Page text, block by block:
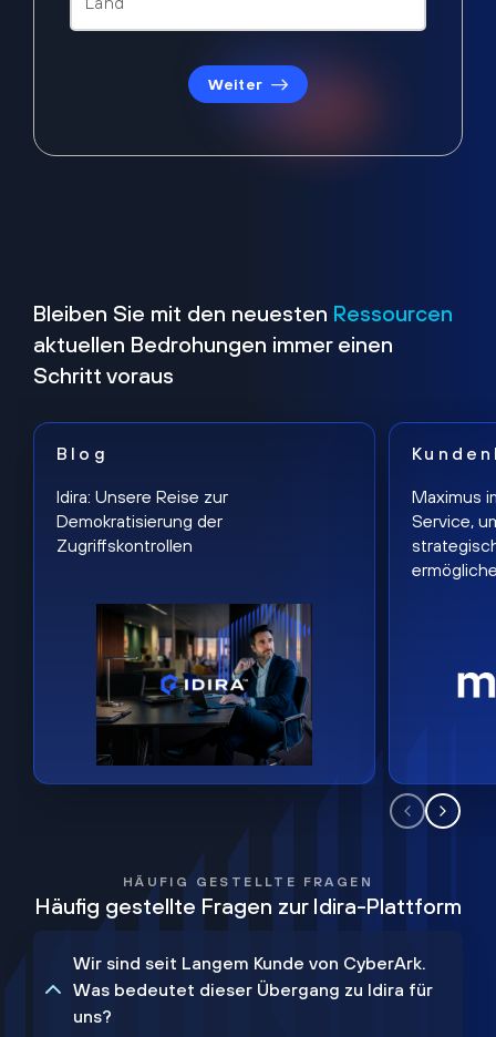
Weiter
Bleiben Sie mit den neuesten Ressourcen
aktuellen Bedrohungen immer einen
Schritt voraus
Blog
Idira: Unsere Reise zur
Demokratisierung der
Zugriffskontrollen
Maximus
Service,
HÄUFIG GESTELLTE FRAGEN
Häufig gestellte Fragen zur Idira-Plattform
Wir sind seit Langem Kunde von CyberArk.
Was bedeutet dieser Übergang zu Idira für
uns?